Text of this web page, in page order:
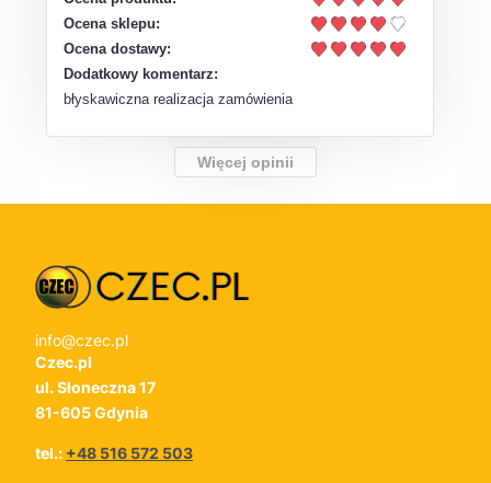
Ocena sklepu:
Ocena dostawy:
Dodatkowy komentarz:
błyskawiczna realizacja zamówienia
Więcej opinii
info@czec.pl
Czec.pl
ul. Słoneczna 17
81-605 Gdynia
tel.: +48 516 572 503